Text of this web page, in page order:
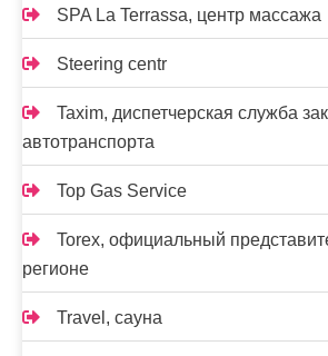
SPA La Terrassa, центр массажа
Steering centr
Taxim, диспетчерская служба
автотранспорта
Top Gas Service
Torex, официальный
регионе
Travel, сауна